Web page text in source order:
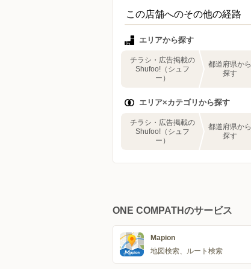
この店舗へのその他の経路
エリアから探す
チラシ・広告掲載の
Shufoo!（シュフ
ー）
都道府県から
探す
エリア×カテゴリから探す
チラシ・広告掲載の
Shufoo!（シュフ
ー）
都道府県から
探す
ONE COMPATHのサービス
Mapion
地図検索、ルート検索